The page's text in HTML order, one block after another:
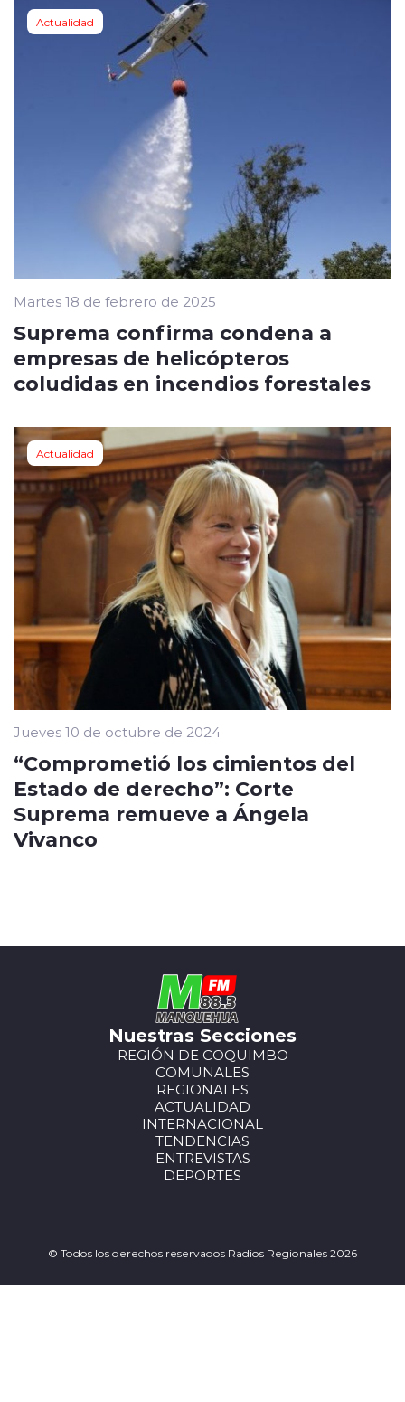
Actualidad
Martes 18 de febrero de 2025
Suprema confirma condena a
empresas de helicópteros
coludidas en incendios forestales
Actualidad
Jueves 10 de octubre de 2024
“Comprometió los cimientos del
Estado de derecho”: Corte
Suprema remueve a Ángela
Vivanco
Nuestras Secciones
REGIÓN DE COQUIMBO
COMUNALES
REGIONALES
ACTUALIDAD
INTERNACIONAL
TENDENCIAS
ENTREVISTAS
DEPORTES
© Todos los derechos reservados Radios Regionales 2026